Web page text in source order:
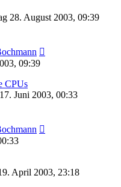
28. August 2003, 09:39
09:39
CPUs
Juni 2003, 00:33
April 2003, 23:18